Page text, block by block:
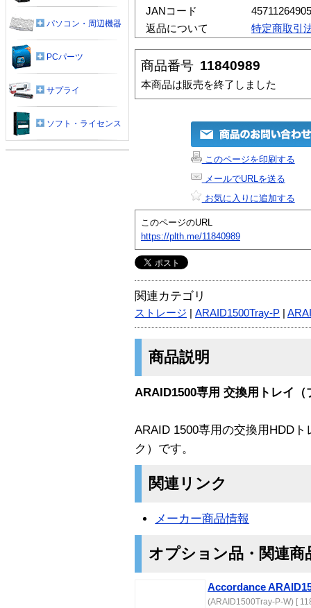
JANコード
返品について
特定商取引
商品番号 11840989
本商品は販売を終了しました
このページを印刷する
メールでURLを送る
お気に入りに追加する
このページのURL
https://plth.me/11840989
関連カテゴリ
ストレージ ARAID1500Tray-P
商品説明
ARAID1500専用 交換用トレイ
ARAID 1500専用の交換用HDD
ク）です。
関連リンク
メーカー商品情報
オプション品・関連商
Accordance
(ARAID1500Tray-P-W) [
パソコン・周辺機器
PCパーツ
サプライ
ソフト・ライセンス